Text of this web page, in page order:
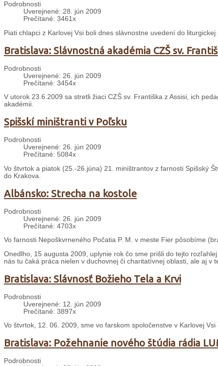
Podrobnosti
Uverejnené: 28. jún 2009
Prečítané: 3461x
Piati chlapci z Karlovej Vsi boli dnes slávnostne uvedení do
Bratislava: Slávnostná akadémia CZŠ sv.
Podrobnosti
Uverejnené: 26. jún 2009
Prečítané: 3454x
V utorok 23.6.2009 sa stretli žiaci CZŠ sv. Františka z Assisi, ich
akadémii.
Spišskí miništranti v Poľsku
Podrobnosti
Uverejnené: 26. jún 2009
Prečítané: 5084x
Vo štvrtok a piatok (25.-26.júna) 21. miništrantov z farnosti Spišský
do Krakova.
Albánsko: Strecha na kostole
Podrobnosti
Uverejnené: 26. jún 2009
Prečítané: 4703x
Vo farnosti Nepoškvrneného Počatia P. M. v meste Fier pôsobíme
Onedlho, 15 augusta 2009, uplynie rok čo sme prišli do tejto
nás tu čaká práca nielen v duchovnej či charitatívnej oblasti, ale aj v
Bratislava: Slávnosť Božieho Tela a Krvi
Podrobnosti
Uverejnené: 12. jún 2009
Prečítané: 3897x
Vo štvrtok, 12. 06. 2009, sme vo farskom spoločenstve v Karlovej
Bratislava: Požehnanie nového štúdia rádia
Podrobnosti